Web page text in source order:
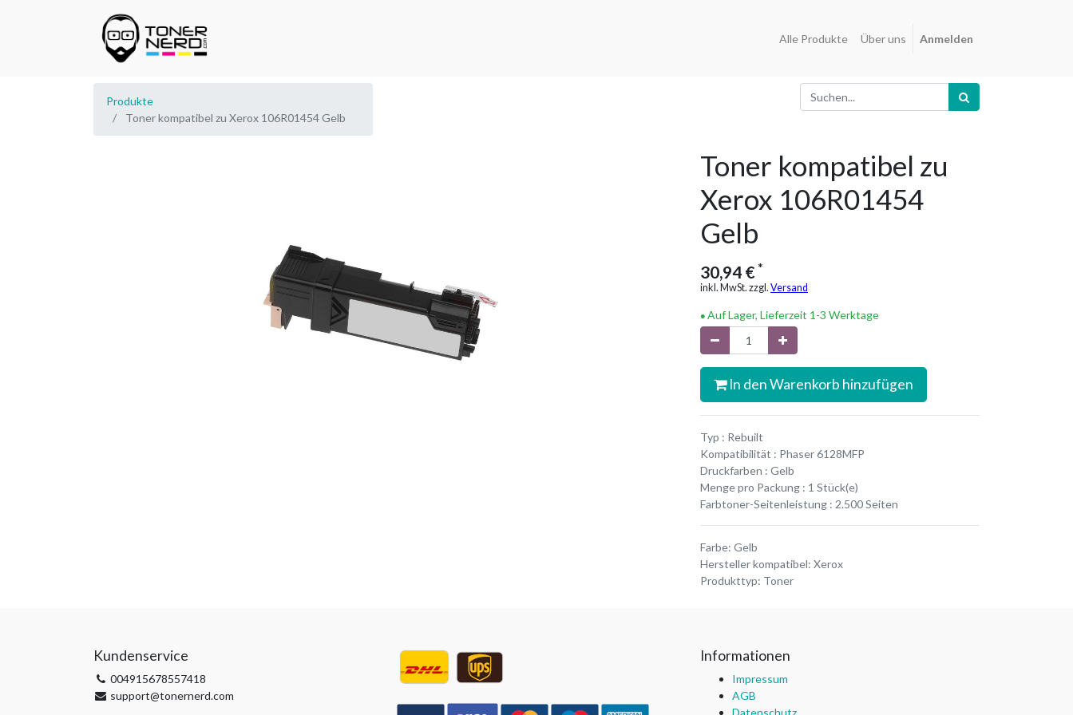
Alle Produkte Über uns Anmelden
Produkte
Toner kompatibel zu Xerox 106R01454 Gelb
Toner kompatibel zu
Xerox 106R01454
Gelb
30,94 € *
inkl. MwSt. zzgl. Versand
Auf Lager, Lieferzeit 1-3 Werktage
In den Warenkorb hinzufügen
Typ : Rebuilt
Kompatibilität : Phaser 6128MFP
Druckfarben : Gelb
Menge pro Packung : 1 Stück(e)
Farbtoner-Seitenleistung : 2.500 Seiten
Farbe: Gelb
Hersteller kompatibel: Xerox
Produkttyp: Toner
Kundenservice
004915678557418
support@tonernerd.com
Informationen
Impressum
AGB
Datenschutz